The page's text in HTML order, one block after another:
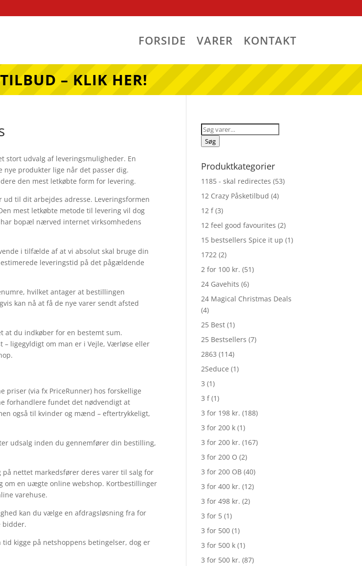
FORSIDE VARER KONTAKT
– KLIK HER!
udvalg af leveringsmuligheder. En
produkter lige når det passer dig.
den mest letkøbte form for levering.
til dit arbejdes adresse. Leveringsformen
mest letkøbte metode til levering vil dog
bopæl nærved internet virksomhedens
i tilfælde af at vi absolut skal bruge din
leveringstid på det pågældende
hvilket antager at bestillingen
kan nå at få de nye varer sendt afsted
du indkøber for en bestemt sum.
ligegyldigt om man er i Vejle, Værløse eller
(via fx PriceRunner) hos forskellige
forhandlere fundet det nødvendigt at
også til kvinder og mænd – eftertrykkeligt,
udsalg inden du gennemfører din bestilling,
nettet markedsfører deres varer til salg for
en uægte online webshop. Kortbestillinger
varehuse.
kan du vælge en afdragsløsning fra for
bidder.
kigge på netshoppens betingelser, dog er
Søg
efter:
Søg
Produktkategorier
1185 - skal redirectes (53)
12 Crazy Påsketilbud (4)
12 f (3)
12 feel good favourites (2)
15 bestsellers Spice it up (1)
1722 (2)
2 for 100 kr. (51)
24 Gavehits (6)
24 Magical Christmas Deals
(4)
25 Best (1)
25 Bestsellers (7)
2863 (114)
2Seduce (1)
3 (1)
3 f (1)
3 for 198 kr. (188)
3 for 200 k (1)
3 for 200 kr. (167)
3 for 200 O (2)
3 for 200 OB (40)
3 for 400 kr. (12)
3 for 498 kr. (2)
3 for 5 (1)
3 for 500 (1)
3 for 500 k (1)
3 for 500 kr. (87)